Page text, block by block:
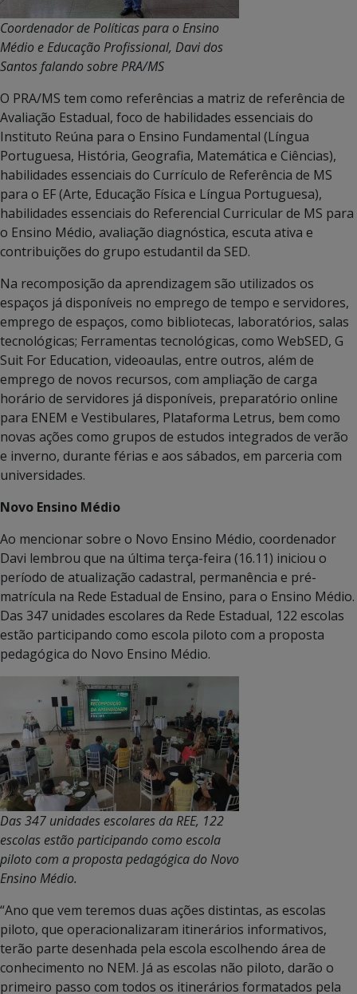
Coordenador de Políticas para o Ensino
Médio e Educação Profissional, Davi dos
Santos falando sobre PRA/MS
O PRA/MS tem como referências a matriz de referência de
Avaliação Estadual, foco de habilidades essenciais do
Instituto Reúna para o Ensino Fundamental (Língua
Portuguesa, História, Geografia, Matemática e Ciências),
habilidades essenciais do Currículo de Referência de MS
para o EF (Arte, Educação Física e Língua Portuguesa),
habilidades essenciais do Referencial Curricular de MS para
o Ensino Médio, avaliação diagnóstica, escuta ativa e
contribuições do grupo estudantil da SED.
Na recomposição da aprendizagem são utilizados os
espaços já disponíveis no emprego de tempo e servidores,
emprego de espaços, como bibliotecas, laboratórios, salas
tecnológicas; Ferramentas tecnológicas, como WebSED, G
Suit For Education, videoaulas, entre outros, além de
emprego de novos recursos, com ampliação de carga
horário de servidores já disponíveis, preparatório online
para ENEM e Vestibulares, Plataforma Letrus, bem como
novas ações como grupos de estudos integrados de verão
e inverno, durante férias e aos sábados, em parceria com
universidades.
Novo Ensino Médio
Ao mencionar sobre o Novo Ensino Médio, coordenador
Davi lembrou que na última terça-feira (16.11) iniciou o
período de atualização cadastral, permanência e pré-
matrícula na Rede Estadual de Ensino, para o Ensino Médio.
Das 347 unidades escolares da Rede Estadual, 122 escolas
estão participando como escola piloto com a proposta
pedagógica do Novo Ensino Médio.
Das 347 unidades escolares da REE, 122
escolas estão participando como escola
piloto com a proposta pedagógica do Novo
Ensino Médio.
“Ano que vem teremos duas ações distintas, as escolas
piloto, que operacionalizaram itinerários informativos,
terão parte desenhada pela escola escolhendo área de
conhecimento no NEM. Já as escolas não piloto, darão o
primeiro passo com todos os itinerários formatados pela